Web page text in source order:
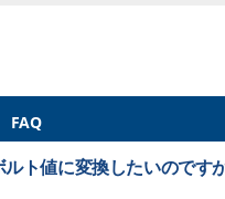
FAQ
ト値に変換したいのです